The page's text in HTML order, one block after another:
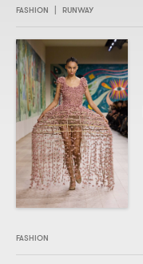
FASHION RUNWAY
FASHION